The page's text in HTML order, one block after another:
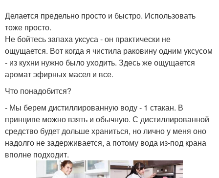
Делается предельно просто и быстро. Использовать
тоже просто.
Не бойтесь запаха уксуса - он практически не
ощущается. Вот когда я чистила раковину одним уксусом
- из кухни нужно было уходить. Здесь же ощущается
аромат эфирных масел и все.
Что понадобится?
- Мы берем дистиллированную воду - 1 стакан. В
принципе можно взять и обычную. С дистиллированной
средство будет дольше храниться, но лично у меня оно
надолго не задерживается, а потому вода из-под крана
вполне подходит.